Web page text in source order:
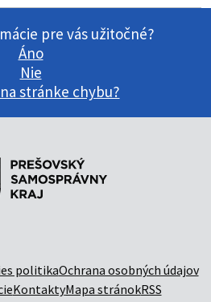
pre vás užitočné?
Áno
Nie
stránke chybu?
politikaOchrana osobných údajov
KontaktyMapa stránokRSS